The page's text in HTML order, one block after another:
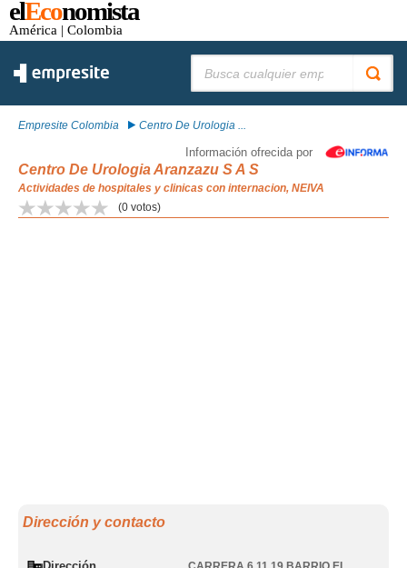
elEconomista
América | Colombia
Empresite Colombia Centro De Urologia ...
Información ofrecida por
Centro De Urologia Aranzazu S A S
Actividades de hospitales y clinicas con internacion, NEIVA
(0 votos)
Dirección y contacto